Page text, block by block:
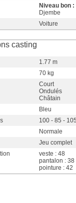
Niveau bon :
Djembe
Voiture
casting
1.77 m
70 kg
Court
Ondulés
Châtain
Bleu
100 - 85 - 105
Normale
Jeu complet
veste : 48
pantalon : 38
pointure : 42